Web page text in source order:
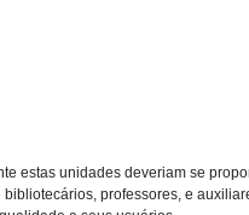
estas unidades deveriam se
professores, e